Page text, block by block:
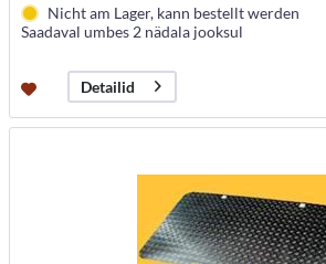
Nicht am Lager, kann bestellt werden
Saadaval umbes 2 nädala jooksul
Detailid